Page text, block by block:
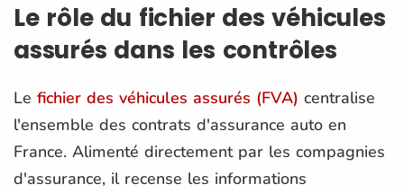
Le rôle du fichier des véhicules
assurés dans les contrôles
Le fichier des véhicules assurés (FVA) centralise
l'ensemble des contrats d'assurance auto en
France. Alimenté directement par les compagnies
d'assurance, il recense les informations